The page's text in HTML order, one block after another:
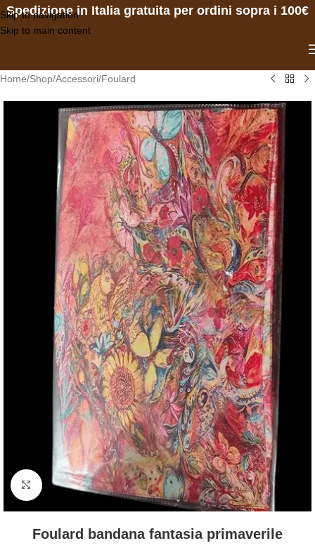
Skip to navigation
Skip to main content
Spedizione in Italia gratuita per ordini sopra i 100€
Home/Shop/Accessori/Foulard
Click to enlarge
Foulard bandana fantasia primaverile